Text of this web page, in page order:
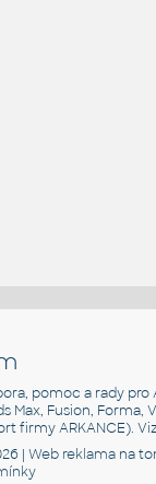
pomoc a rady pro
Max, Fusion,
firmy ARKANCE).
|Web reklama na